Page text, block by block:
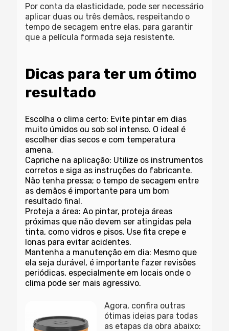
Por conta da elasticidade, pode ser necessário
aplicar duas ou três demãos, respeitando o
tempo de secagem entre elas, para garantir
que a película formada seja resistente.
Dicas para ter um ótimo
resultado
Escolha o clima certo: Evite pintar em dias
muito úmidos ou sob sol intenso. O ideal é
escolher dias secos e com temperatura
amena.
Capriche na aplicação: Utilize os instrumentos
corretos e siga as instruções do fabricante.
Não tenha pressa; o tempo de secagem entre
as demãos é importante para um bom
resultado final.
Proteja a área: Ao pintar, proteja áreas
próximas que não devem ser atingidas pela
tinta, como vidros e pisos. Use fita crepe e
lonas para evitar acidentes.
Mantenha a manutenção em dia: Mesmo que
ela seja durável, é importante fazer revisões
periódicas, especialmente em locais onde o
clima pode ser mais agressivo.
Agora, confira outras
ótimas ideias para todas
as etapas da obra abaixo: